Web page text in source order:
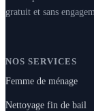
gratuit et sans
NOS SERVICES
Femme de ménage
Nettoyage fin de bail